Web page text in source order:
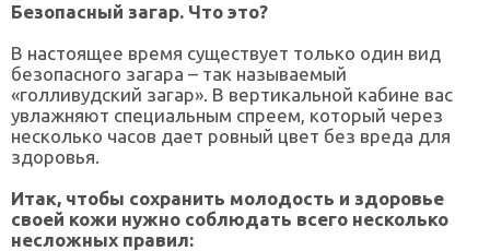
Безопасный загар. Что это?
В настоящее время существует только один вид
безопасного загара – так называемый
«голливудский загар». В вертикальной кабине вас
увлажняют специальным спреем, который через
несколько часов дает ровный цвет без вреда для
здоровья.
Итак, чтобы сохранить молодость и здоровье
своей кожи нужно соблюдать всего несколько
несложных правил: